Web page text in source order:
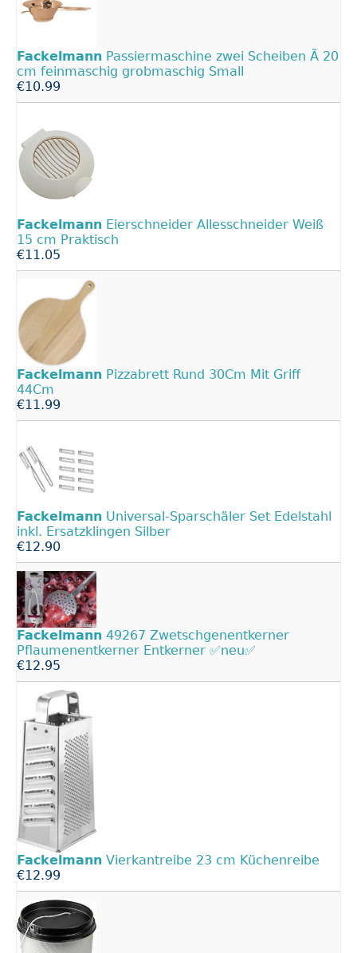
Fackelmann Passiermaschine zwei Scheiben Ã 20
cm feinmaschig grobmaschig Small
€10.99
Fackelmann Eierschneider Allesschneider Weiß
15 cm Praktisch
€11.05
Fackelmann Pizzabrett Rund 30Cm Mit Griff
44Cm
€11.99
Fackelmann Universal-Sparschäler Set Edelstahl
inkl. Ersatzklingen Silber
€12.90
Fackelmann 49267 Zwetschgenentkerner
Pflaumenentkerner Entkerner ✅neu✅
€12.95
Fackelmann Vierkantreibe 23 cm Küchenreibe
€12.99